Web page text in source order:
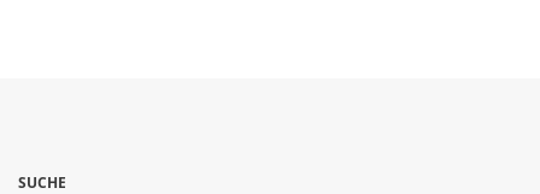
SUCHE